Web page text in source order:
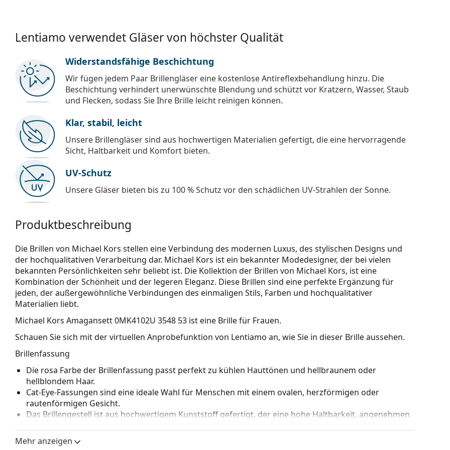
Lentiamo verwendet Gläser von höchster Qualität
Widerstandsfähige Beschichtung
Wir fügen jedem Paar Brillengläser eine kostenlose Antireflexbehandlung hinzu. Die
Beschichtung verhindert unerwünschte Blendung und schützt vor Kratzern, Wasser, Staub
und Flecken, sodass Sie Ihre Brille leicht reinigen können.
Klar, stabil, leicht
Unsere Brillengläser sind aus hochwertigen Materialien gefertigt, die eine hervorragende
Sicht, Haltbarkeit und Komfort bieten.
UV-Schutz
Unsere Gläser bieten bis zu 100 % Schutz vor den schädlichen UV-Strahlen der Sonne.
Produktbeschreibung
Die Brillen von Michael Kors stellen eine Verbindung des modernen Luxus, des stylischen Designs und
der hochqualitativen Verarbeitung dar. Michael Kors ist ein bekannter Modedesigner, der bei vielen
bekannten Persönlichkeiten sehr beliebt ist. Die Kollektion der Brillen von Michael Kors, ist eine
Kombination der Schönheit und der legeren Eleganz. Diese Brillen sind eine perfekte Ergänzung für
jeden, der außergewöhnliche Verbindungen des einmaligen Stils, Farben und hochqualitativer
Materialien liebt.
Michael Kors Amagansett 0MK4102U 3548 53 ist eine Brille für Frauen.
Schauen Sie sich mit der virtuellen Anprobefunktion von Lentiamo an, wie Sie in dieser Brille aussehen.
Brillenfassung
Die rosa Farbe der Brillenfassung passt perfekt zu kühlen Hauttönen und hellbraunem oder
hellblondem Haar.
Cat-Eye-Fassungen sind eine ideale Wahl für Menschen mit einem ovalen, herzförmigen oder
rautenförmigen Gesicht.
Das Brillengestell ist aus hochwertigem Kunststoff gefertigt, der eine hohe Haltbarkeit, angenehmen
Vollrandbrillen haben die häufigsten Rahmentypen, die aus einer Rahmenfront und einem Paar Bügel
bestehen. Sie werden Ihren Stil dank ihres auffälligen Designs aufwerten und ergänzen. Einer ihrer
Mehr anzeigen